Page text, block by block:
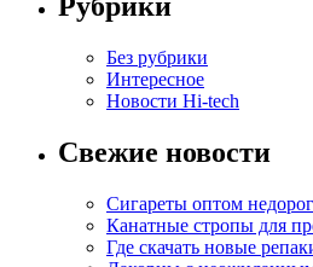
Рубрики
Без рубрики
Интересное
Новости Hi-tech
Свежие новости
Сигареты оптом
Канатные стропы для
Где скачать новые